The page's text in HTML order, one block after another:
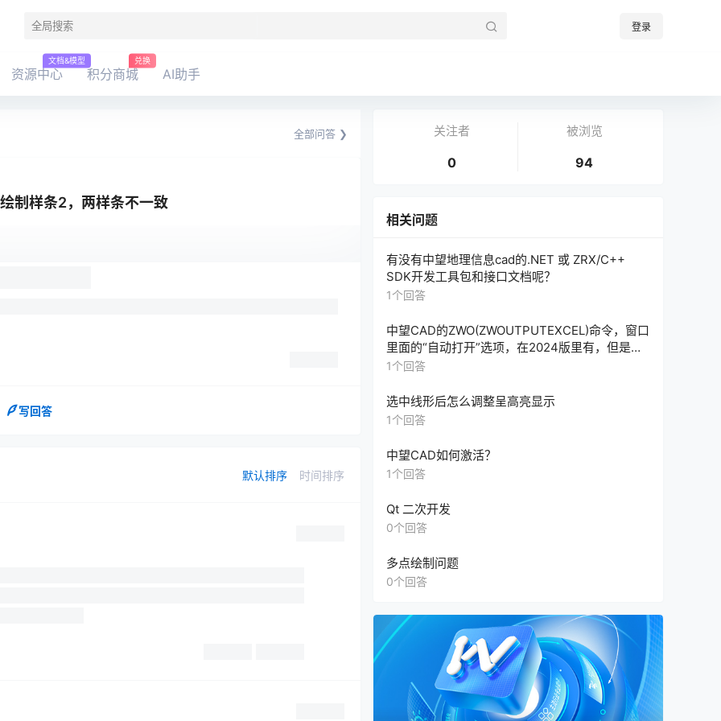
登录
资源中心
文档&模型
积分商城
兑换
AI助手
全部问答 ❯
制样条2，两样条不一致
写回答
默认排序 时间排序
关注者
0
被浏览
94
相关问题
有没有中望地理信息cad的.NET 或 ZRX/C++
SDK开发工具包和接口文档呢？
1个回答
中望CAD的ZWO(ZWOUTPUTEXCEL)命令，窗口
里面的“自动打开”选项，在2024版里有，但是，
另外一台电脑的2023版没有，怎么办？只能升级
1个回答
选中线形后怎么调整呈高亮显示
1个回答
中望CAD如何激活？
1个回答
Qt 二次开发
0个回答
多点绘制问题
0个回答